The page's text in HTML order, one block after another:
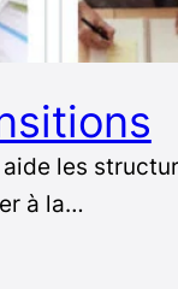
les
à la…